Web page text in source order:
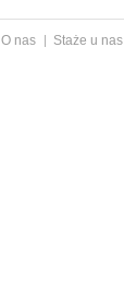
O nas Staże u nas